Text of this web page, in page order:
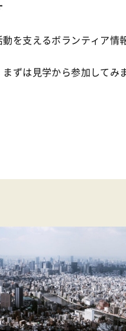
を支えるボランティア情
ずは見学から参加してみ